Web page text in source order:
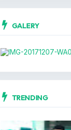
GALERY
TRENDING